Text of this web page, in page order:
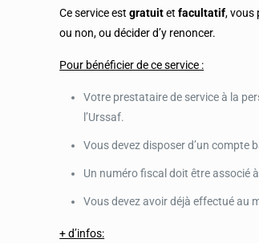
Ce service estgratuitetfacultatif, vous
ou non, ou décider d’y renoncer.
Pour bénéficier de ce service :
Votre prestataire de service à la
l’Urssaf.
Vous devez disposer d’un compte
Un numéro fiscal doit être associé
Vous devez avoir déjà effectué au
+ d’infos: